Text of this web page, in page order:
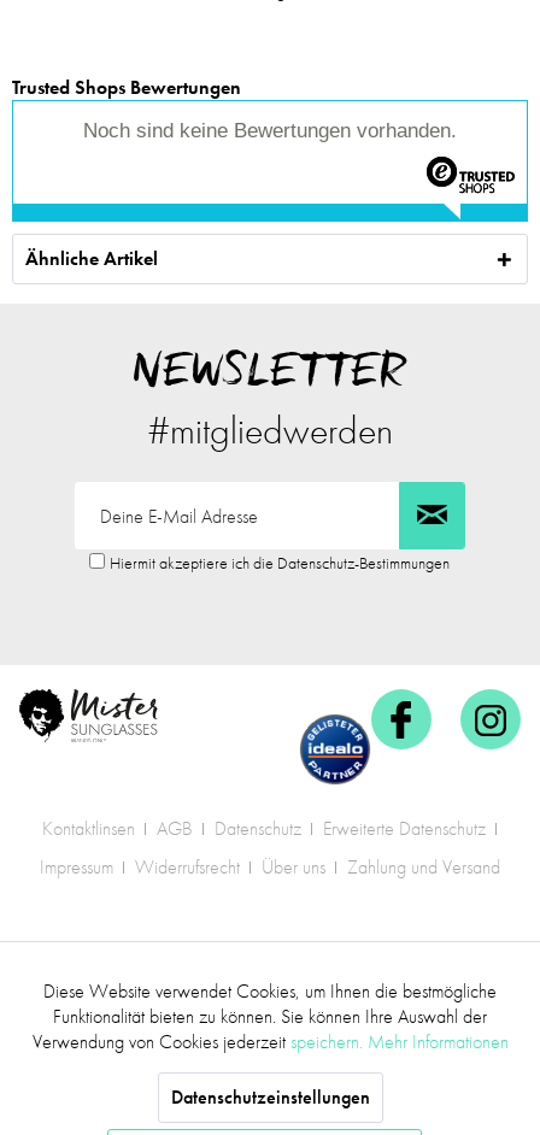
Trusted Shops Bewertungen
Noch sind keine Bewertungen vorhanden.
Ähnliche Artikel
NEWSLETTER
#mitgliedwerden
Hiermit akzeptiere ich die Datenschutz-Bestimmungen
Kontaktlinsen AGB Datenschutz
Erweiterte Datenschutz
Impressum
Widerrufsrecht Über uns Zahlung und Versand
Versandkosten.
Funktionale Aktiv
Diese Website verwendet Cookies, um Ihnen die bestmögliche
Funktionalität bieten zu können. Sie können Ihre Auswahl der
Verwendung von Cookies jederzeitspeichern. Mehr Informationen
Datenschutzeinstellungen